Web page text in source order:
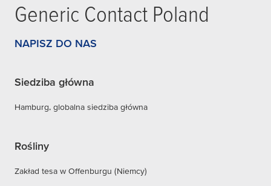
Generic Contact Poland
NAPISZ DO NAS
Siedziba główna
Hamburg, globalna siedziba główna
Rośliny
Zakład tesa w Offenburgu (Niemcy)